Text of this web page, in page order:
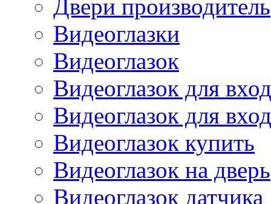
Двери производитель
Видеоглазки
Видеоглазок
Видеоглазок для
Видеоглазок для
Видеоглазок купить
Видеоглазок на дверь
Видеоглазок датчика